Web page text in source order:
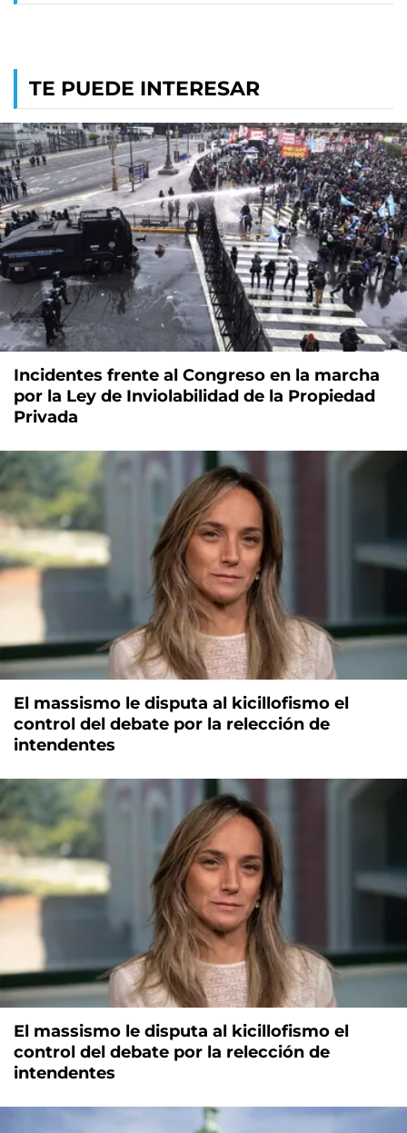
TE PUEDE INTERESAR
Incidentes frente al Congreso en la marcha
por la Ley de Inviolabilidad de la Propiedad
Privada
El massismo le disputa al kicillofismo el
control del debate por la relección de
intendentes
El massismo le disputa al kicillofismo el
control del debate por la relección de
intendentes